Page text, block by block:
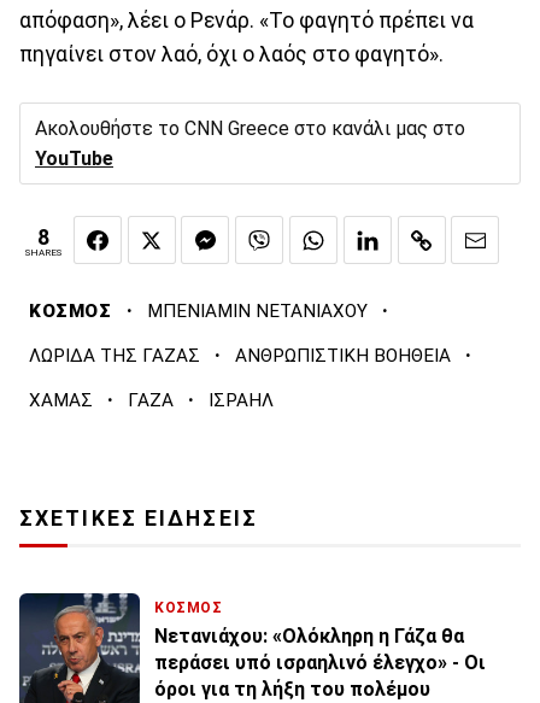
απόφαση», λέει ο Ρενάρ. «Το φαγητό πρέπει να
πηγαίνει στον λαό, όχι ο λαός στο φαγητό».
Ακολουθήστε το CNN Greece στο κανάλι μας στο
YouTube
8
SHARES
ΚΟΣΜΟΣ · ΜΠΕΝΙΑΜΙΝ ΝΕΤΑΝΙΑΧΟΥ ·
ΛΩΡΙΔΑ ΤΗΣ ΓΑΖΑΣ · ΑΝΘΡΩΠΙΣΤΙΚΗ ΒΟΗΘΕΙΑ ·
ΧΑΜΑΣ · ΓΑΖΑ · ΙΣΡΑΗΛ
ΣΧΕΤΙΚΕΣ ΕΙΔΗΣΕΙΣ
ΚΟΣΜΟΣ
Νετανιάχου: «Ολόκληρη η Γάζα θα
περάσει υπό ισραηλινό έλεγχο» - Οι
όροι για τη λήξη του πολέμου